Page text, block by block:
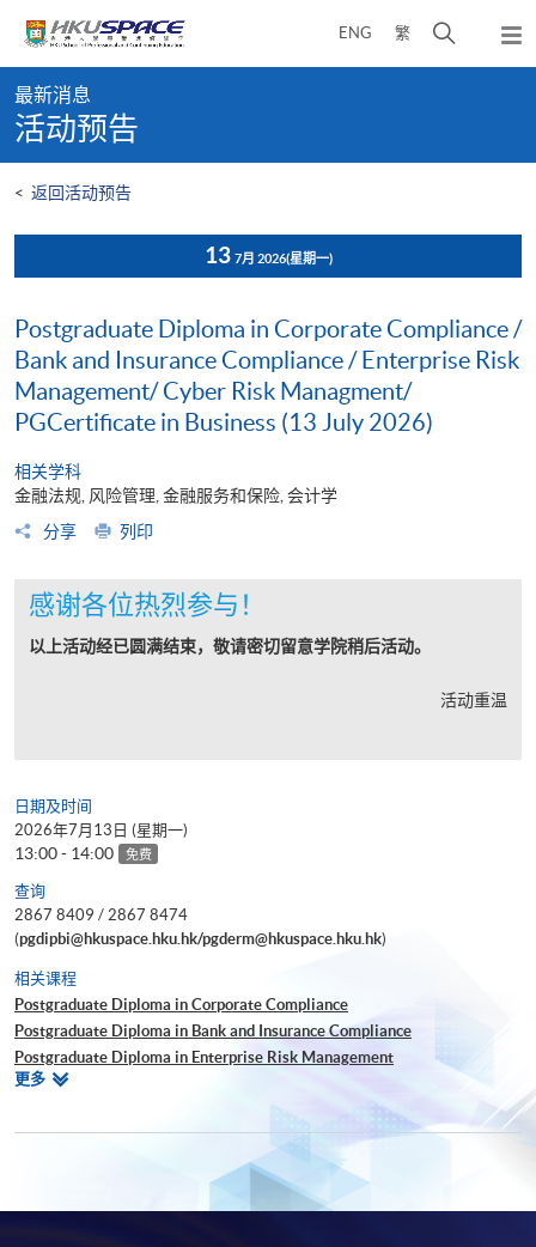
content
ENG 繁
开
弹
出
content
start
最新消息
活动预告
< 返回活动预告
13 7月 2026(星期一)
Postgraduate Diploma in Corporate Compliance /
Bank and Insurance Compliance / Enterprise Risk
Management/ Cyber Risk Managment/
PGCertificate in Business (13 July 2026)
相关学科
金融法规, 风险管理, 金融服务和保险, 会计学
分享
列印
感谢各位热烈参与！
以上活动经已圆满结束，敬请密切留意学院稍后活动。
活动重温
日期及时间
2026年7月13日 (星期一)
13:00 - 14:00 免费
查询
2867 8409 / 2867 8474
(pgdipbi@hkuspace.hku.hk/pgderm@hkuspace.hku.hk)
相关课程
Postgraduate Diploma in Corporate Compliance
Postgraduate Diploma in Bank and Insurance Compliance
Postgraduate Diploma in Enterprise Risk Management
Postgraduate Diploma in Cyber Risk Management
Postgraduate Certificate in Business Forensics
更多相